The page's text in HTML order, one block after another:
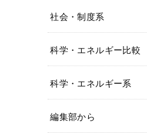
社会・制度系
科学・エネルギー比較
科学・エネルギー系
編集部から